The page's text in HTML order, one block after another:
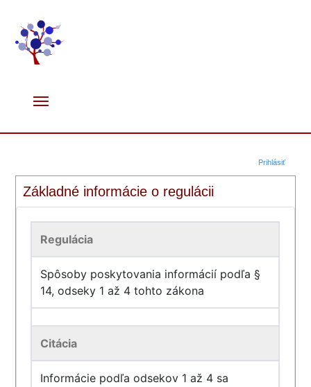
Prihlásiť
Základné informácie o regulácii
Regulácia
Spôsoby poskytovania informácií podľa §
14, odseky 1 až 4 tohto zákona
Citácia
Informácie podľa odsekov 1 až 4 sa